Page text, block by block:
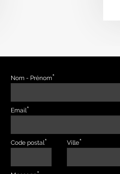
Nom - Prénom
Email
Code postal Ville